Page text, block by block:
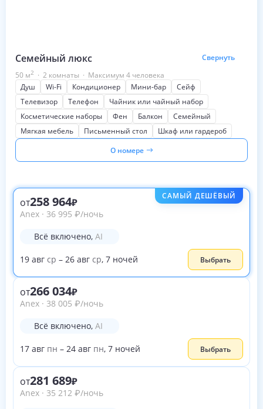
Семейный люкс
Свернуть
50 м2 · 2 комнаты · Максимум 4 человека
Душ
Wi-Fi Кондиционер Мини-бар
Сейф
Телевизор
Телефон
Чайник или чайный набор
Косметические наборы
Фен Балкон
Семейный
Мягкая мебель
Письменный стол
Шкаф или гардероб
О номере
САМЫЙ ДЕШЁВЫЙ
от258 964
Anex · 36 995 ₽/ночь
Всё включено, AI
19 авг ср – 26 авг ср, 7 ночей Выбрать
от266 034
Anex · 38 005 ₽/ночь
Всё включено, AI
17 авг пн – 24 авг пн, 7 ночей Выбрать
от281 689
Anex · 35 212 ₽/ночь